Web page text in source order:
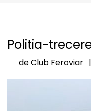
Politia-
deClub Feroviar